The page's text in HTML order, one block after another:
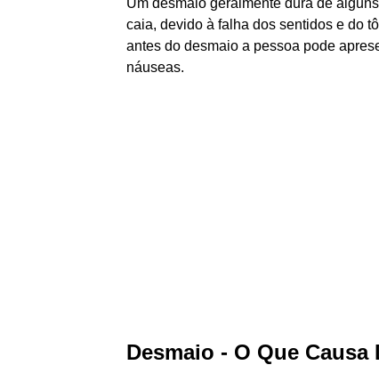
Um desmaio geralmente dura de
caia, devido à falha dos sentidos e do
antes do desmaio a pessoa pode
náuseas.
Desmaio - O Que Causa